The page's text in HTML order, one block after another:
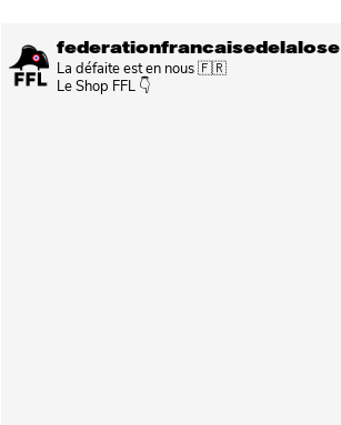
federationfrancaisedelalose
La défaite est en nous 🇫🇷
Le Shop FFL 👇